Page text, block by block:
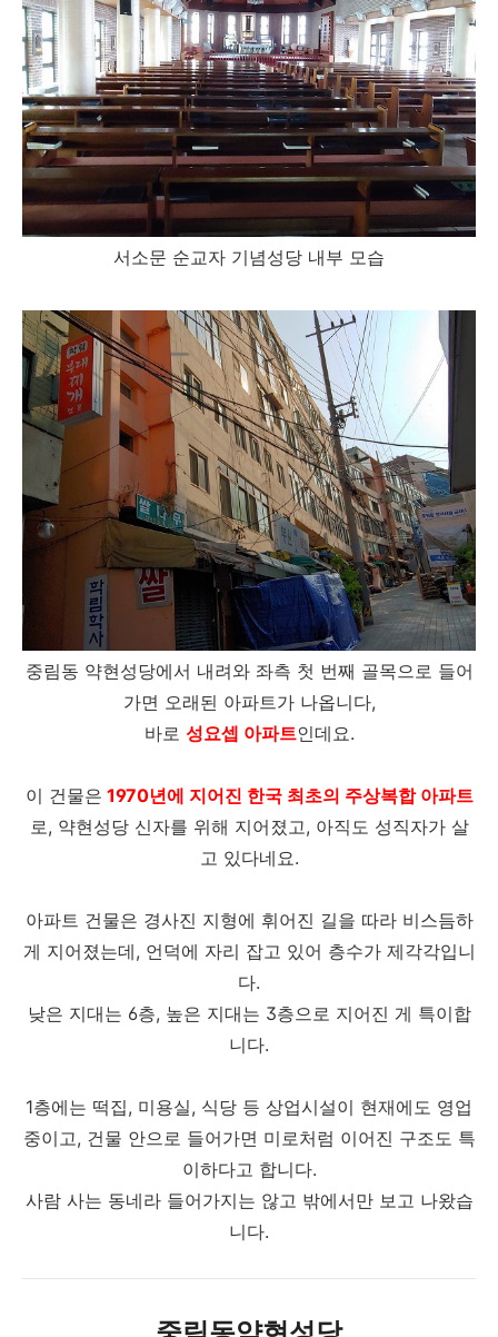
서소문 순교자 기념성당 내부 모습
중림동 약현성당에서 내려와 좌측 첫 번째 골목으로 들어
가면 오래된 아파트가 나옵니다,
바로 성요셉 아파트인데요.
이 건물은 1970년에 지어진 한국 최초의 주상복합 아파트
로, 약현성당 신자를 위해 지어졌고, 아직도 성직자가 살
고 있다네요.
아파트 건물은 경사진 지형에 휘어진 길을 따라 비스듬하
게 지어졌는데, 언덕에 자리 잡고 있어 층수가 제각각입니
다.
낮은 지대는 6층, 높은 지대는 3층으로 지어진 게 특이합
니다.
1층에는 떡집, 미용실, 식당 등 상업시설이 현재에도 영업
중이고, 건물 안으로 들어가면 미로처럼 이어진 구조도 특
이하다고 합니다.
사람 사는 동네라 들어가지는 않고 밖에서만 보고 나왔습
니다.